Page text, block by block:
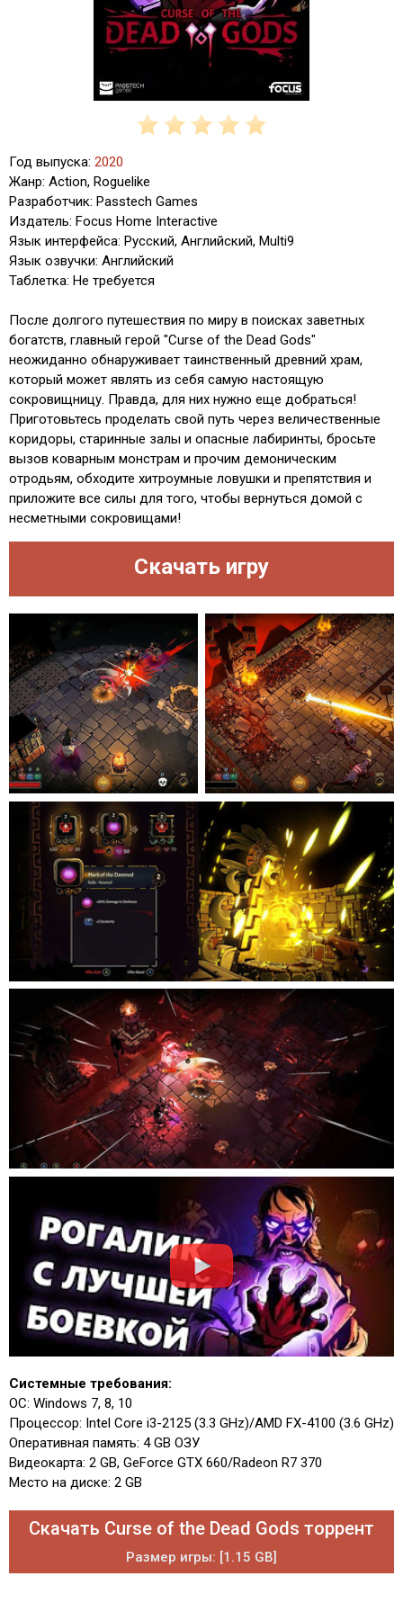
Год выпуска: 2020
Жанр: Action, Roguelike
Разработчик: Passtech Games
Издатель: Focus Home Interactive
Язык интерфейса: Русский, Английский, Multi9
Язык озвучки: Английский
Таблетка: Не требуется
После долгого путешествия по миру в поисках заветных
богатств, главный герой "Curse of the Dead Gods"
неожиданно обнаруживает таинственный древний храм,
который может являть из себя самую настоящую
сокровищницу. Правда, для них нужно еще добраться!
Приготовьтесь проделать свой путь через величественные
коридоры, старинные залы и опасные лабиринты, бросьте
вызов коварным монстрам и прочим демоническим
отродьям, обходите хитроумные ловушки и препятствия и
приложите все силы для того, чтобы вернуться домой с
несметными сокровищами!
Скачать игру
Системные требования:
ОС: Windows 7, 8, 10
Процессор: Intel Core i3-2125 (3.3 GHz)/AMD FX-4100 (3.6 GHz)
Оперативная память: 4 GB ОЗУ
Видеокарта: 2 GB, GeForce GTX 660/Radeon R7 370
Место на диске: 2 GB
Скачать Curse of the Dead Gods торрент
Размер игры: [1.15 GB]